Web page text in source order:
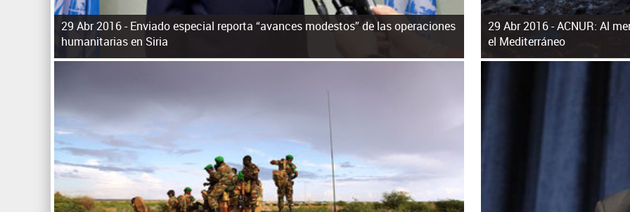
29 Abr 2016 - Enviado especial reporta “avances modestos” de las operaciones
humanitarias en Siria
29 Abr 2016 -ACNUR: Al
el Mediterráneo
á
g
i
n
a
s